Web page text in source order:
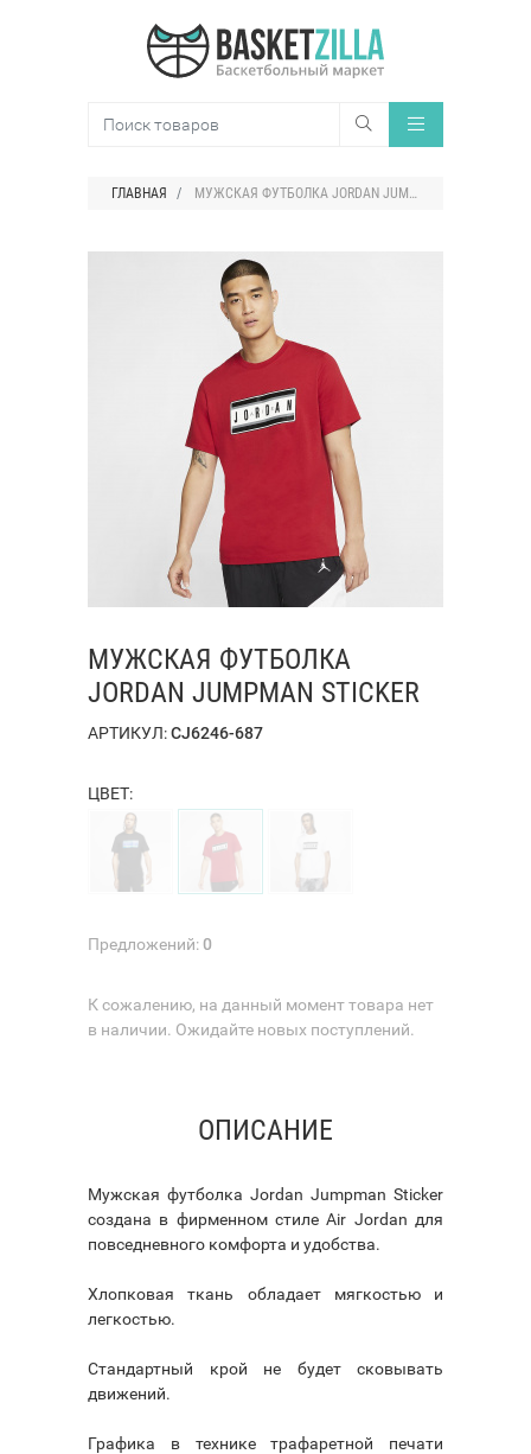
ГЛАВНАЯ МУЖСКАЯ ФУТБОЛКА JORDAN JUMPMAN STICKER
МУЖСКАЯ ФУТБОЛКА
JORDAN JUMPMAN STICKER
АРТИКУЛ:CJ6246-687
ЦВЕТ:
Предложений:0
К сожалению, на данный момент товара нет
в наличии. Ожидайте новых поступлений.
ОПИСАНИЕ
Мужская футболка Jordan Jumpman Sticker
создана в фирменном стиле Air Jordan для
повседневного комфорта и удобства.
Хлопковая ткань обладает мягкостью и
легкостью.
Стандартный крой не будет сковывать
движений.
Графика в технике трафаретной печати